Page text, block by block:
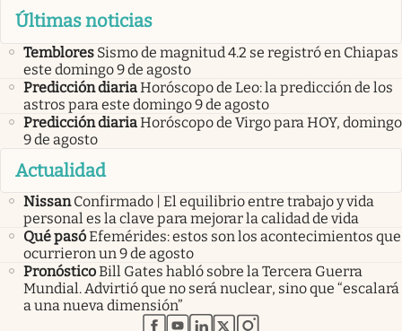
Últimas noticias
Temblores Sismo de magnitud 4.2 se registró en Chiapas
este domingo 9 de agosto
Predicción diariaHoróscopo de Leo: la predicción de los
astros para este domingo 9 de agosto
Predicción diariaHoróscopo de Virgo para HOY, domingo
9 de agosto
Actualidad
Nissan Confirmado | El equilibrio entre trabajo y vida
personal es la clave para mejorar la calidad de vida
Qué pasóEfemérides: estos son los acontecimientos que
ocurrieron un 9 de agosto
PronósticoBill Gates habló sobre la Tercera Guerra
Mundial. Advirtió que no será nuclear, sino que “escalará
a una nueva dimensión”
abre en nueva pestaña
abre en nueva pestaña
abre en nueva pestaña
abre en nueva pestaña
abre en nueva pestaña